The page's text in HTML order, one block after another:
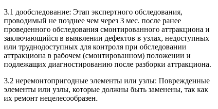
3.1 дообследование: Этап экспертного обследования,
проводимый не позднее чем через 3 мес. после ранее
проведенного обследования смонтированного аттракциона и
заключающийся в выявлении дефектов в узлах, недоступных
или труднодоступных для контроля при обследовании
аттракциона в рабочем (смонтированном) положении и
подлежащих диагностированию после разборки аттракциона.
3.2 неремонтопригодные элементы или узлы: Поврежденные
элементы или узлы, которые должны быть заменены, так как
их ремонт нецелесообразен.